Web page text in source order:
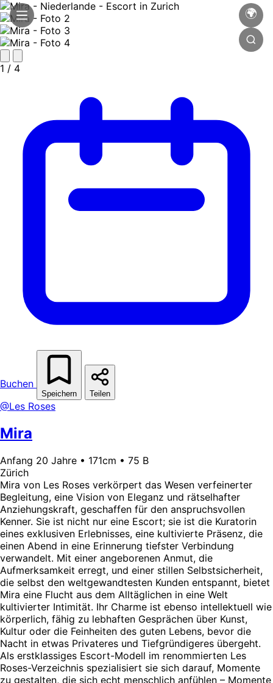
🌍
1 / 4
Buchen
Speichern Teilen
@Les Roses
Mira
Anfang 20 Jahre • 171cm • 75 B
Zürich
Mira von Les Roses verkörpert das Wesen verfeinerter
Begleitung, eine Vision von Eleganz und rätselhafter
Anziehungskraft, geschaffen für den anspruchsvollen
Kenner. Sie ist nicht nur eine Escort; sie ist die Kuratorin
eines exklusiven Erlebnisses, eine kultivierte Präsenz, die
einen Abend in eine Erinnerung tiefster Verbindung
verwandelt. Mit einer angeborenen Anmut, die
Aufmerksamkeit erregt, und einer stillen Selbstsicherheit,
die selbst den weltgewandtesten Kunden entspannt, bietet
Mira eine Flucht aus dem Alltäglichen in eine Welt
kultivierter Intimität. Ihr Charme ist ebenso intellektuell wie
körperlich, fähig zu lebhaften Gesprächen über Kunst,
Kultur oder die Feinheiten des guten Lebens, bevor die
Nacht in etwas Privateres und Tiefgründigeres übergeht.
Als erstklassiges Escort-Modell im renommierten Les
Roses-Verzeichnis spezialisiert sie sich darauf, Momente
zu gestalten, die sich echt menschlich anfühlen – Momente